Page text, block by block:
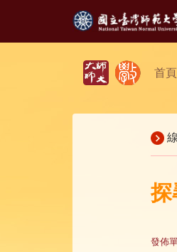
首頁
探
發佈